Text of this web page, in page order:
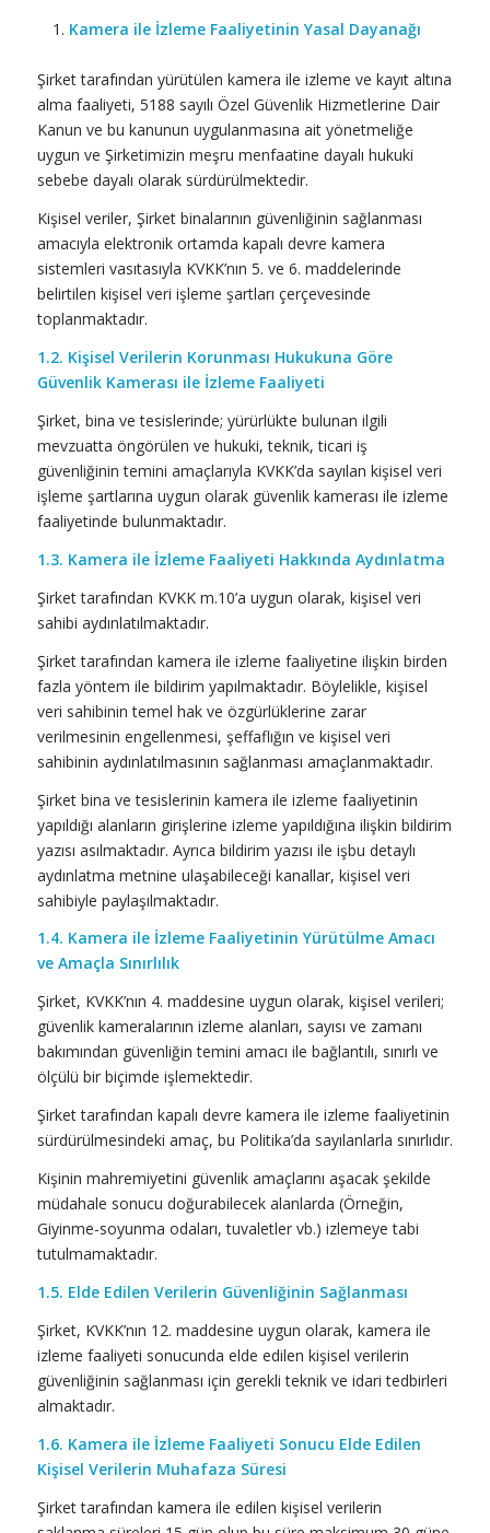
Kamera ile İzleme Faaliyetinin Yasal Dayanağı
Şirket tarafından yürütülen kamera ile izleme ve kayıt altına
alma faaliyeti, 5188 sayılı Özel Güvenlik Hizmetlerine Dair
Kanun ve bu kanunun uygulanmasına ait yönetmeliğe
uygun ve Şirketimizin meşru menfaatine dayalı hukuki
sebebe dayalı olarak sürdürülmektedir.
Kişisel veriler, Şirket binalarının güvenliğinin sağlanması
amacıyla elektronik ortamda kapalı devre kamera
sistemleri vasıtasıyla KVKK’nın 5. ve 6. maddelerinde
belirtilen kişisel veri işleme şartları çerçevesinde
toplanmaktadır.
1.2. Kişisel Verilerin Korunması Hukukuna Göre
Güvenlik Kamerası ile İzleme Faaliyeti
Şirket, bina ve tesislerinde; yürürlükte bulunan ilgili
mevzuatta öngörülen ve hukuki, teknik, ticari iş
güvenliğinin temini amaçlarıyla KVKK’da sayılan kişisel veri
işleme şartlarına uygun olarak güvenlik kamerası ile izleme
faaliyetinde bulunmaktadır.
1.3. Kamera ile İzleme Faaliyeti Hakkında Aydınlatma
Şirket tarafından KVKK m.10’a uygun olarak, kişisel veri
sahibi aydınlatılmaktadır.
Şirket tarafından kamera ile izleme faaliyetine ilişkin birden
fazla yöntem ile bildirim yapılmaktadır. Böylelikle, kişisel
veri sahibinin temel hak ve özgürlüklerine zarar
verilmesinin engellenmesi, şeffaflığın ve kişisel veri
sahibinin aydınlatılmasının sağlanması amaçlanmaktadır.
Şirket bina ve tesislerinin kamera ile izleme faaliyetinin
yapıldığı alanların girişlerine izleme yapıldığına ilişkin bildirim
yazısı asılmaktadır. Ayrıca bildirim yazısı ile işbu detaylı
aydınlatma metnine ulaşabileceği kanallar, kişisel veri
sahibiyle paylaşılmaktadır.
1.4. Kamera ile İzleme Faaliyetinin Yürütülme Amacı
ve Amaçla Sınırlılık
Şirket, KVKK’nın 4. maddesine uygun olarak, kişisel verileri;
güvenlik kameralarının izleme alanları, sayısı ve zamanı
bakımından güvenliğin temini amacı ile bağlantılı, sınırlı ve
ölçülü bir biçimde işlemektedir.
Şirket tarafından kapalı devre kamera ile izleme faaliyetinin
sürdürülmesindeki amaç, bu Politika’da sayılanlarla sınırlıdır.
Kişinin mahremiyetini güvenlik amaçlarını aşacak şekilde
müdahale sonucu doğurabilecek alanlarda (Örneğin,
Giyinme-soyunma odaları, tuvaletler vb.) izlemeye tabi
tutulmamaktadır.
1.5. Elde Edilen Verilerin Güvenliğinin Sağlanması
Şirket, KVKK’nın 12. maddesine uygun olarak, kamera ile
izleme faaliyeti sonucunda elde edilen kişisel verilerin
güvenliğinin sağlanması için gerekli teknik ve idari tedbirleri
almaktadır.
1.6. Kamera ile İzleme Faaliyeti Sonucu Elde Edilen
Kişisel Verilerin Muhafaza Süresi
Şirket tarafından kamera ile edilen kişisel verilerin